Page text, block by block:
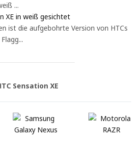
...
XE in weiß gesichtet
ist die aufgebohrte Version von HTCs
Sensation XE